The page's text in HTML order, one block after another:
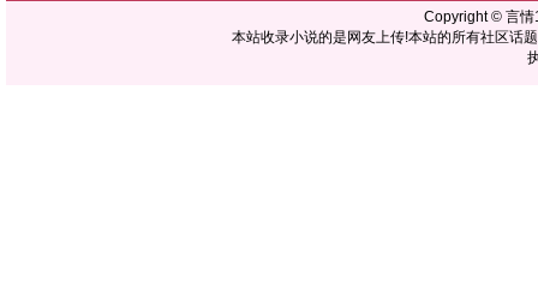
Copyright © 言情
本站收录小说的是网友上传!本站的所有社区话